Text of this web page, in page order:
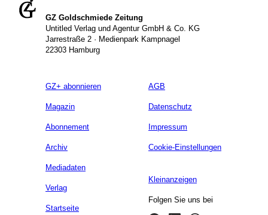
GZ Goldschmiede Zeitung
Untitled Verlag und Agentur GmbH & Co. KG
Jarrestraße 2 · Medienpark Kampnagel
22303 Hamburg
GZ+ abonnieren
Magazin
Abonnement
Archiv
Mediadaten
Verlag
AGB
Datenschutz
Impressum
Cookie-Einstellungen
Startseite
Kleinanzeigen
Folgen Sie uns bei